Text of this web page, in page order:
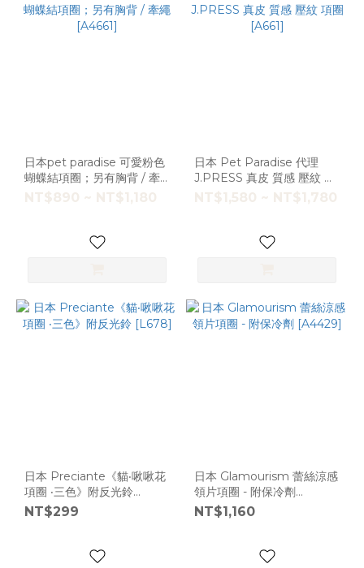
日本pet paradise 可愛粉色
蝴蝶結項圈；另有胸背 / 牽
繩 [A4661]
NT$890 ~ NT$1,180
日本 Pet Paradise 代理
J.PRESS 真皮 質感 壓紋 項
圈 [A661]
NT$1,580 ~ NT$1,780
日本 Preciante《貓‧啾啾花
項圈 ‧三色》附反光鈴
[L678]
NT$299
日本 Glamourism 蕾絲涼感
領片項圈 - 附保冷劑
[A4429]
NT$1,160